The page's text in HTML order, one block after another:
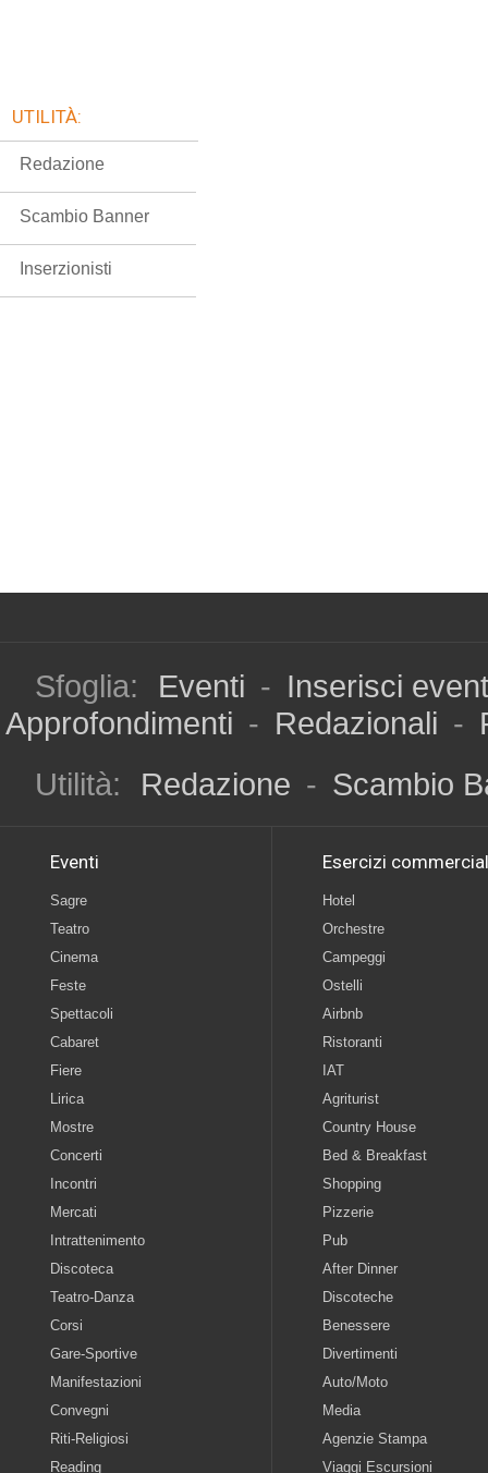
UTILITÀ:
Redazione
Scambio Banner
Inserzionisti
Sfoglia: Eventi - Inserisci
Approfondimenti - Redazionali -
Utilità:
Redazione - Scambio
Eventi
Sagre
Teatro
Cinema
Feste
Spettacoli
Cabaret
Fiere
Lirica
Mostre
Concerti
Incontri
Mercati
Intrattenimento
Discoteca
Teatro-Danza
Corsi
Gare-Sportive
Manifestazioni
Convegni
Riti-Religiosi
Reading
Esercizi
Hotel
Orchestre
Campeggi
Ostelli
Airbnb
Ristoranti
IAT
Agriturist
Country House
Bed & Breakfast
Shopping
Pizzerie
Pub
After Dinner
Discoteche
Benessere
Divertimenti
Auto/Moto
Media
Agenzie Stampa
Viaggi Escursioni